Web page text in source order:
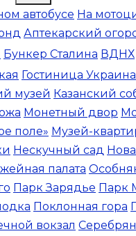
автобусе На
Аптекарский
Бункер Сталина ВДНХ
Гостиница Украина
музей Казанский
Монетный двор
поле» Музей-
Нескучный сад
палата
Парк Зарядье Парк
Поклонная гора
вокзал